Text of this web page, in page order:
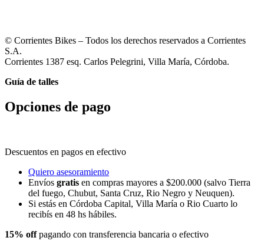
© Corrientes Bikes – Todos los derechos reservados a Corrientes
S.A.
Corrientes 1387 esq. Carlos Pelegrini, Villa María, Córdoba.
Guía de talles
Opciones de pago
Descuentos en pagos en efectivo
Quiero asesoramiento
Envíos gratis en compras mayores a $200.000 (salvo Tierra
del fuego, Chubut, Santa Cruz, Rio Negro y Neuquen).
Si estás en Córdoba Capital, Villa María o Rio Cuarto lo
recibís en 48 hs hábiles.
15% offpagando con transferencia bancaria o efectivo